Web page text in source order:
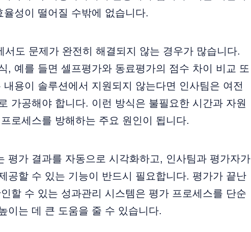
성이 떨어질 수밖에 없습니다.
도 문제가 완전히 해결되지 않는 경우가 많습니다.
, 예를 들면 셀프평가와 동료평가의 점수 차이 비교 또
용이 솔루션에서 지원되지 않는다면 인사팀은 여전
가공해야 합니다. 이런 방식은 불필요한 시간과 자원
로세스를 방해하는 주요 원인이 됩니다.
평가 결과를 자동으로 시각화하고, 인사팀과 평가자가
공할 수 있는 기능이 반드시 필요합니다. 평가가 끝난
할 수 있는 성과관리 시스템은 평가 프로세스를 단순
이는 데 큰 도움을 줄 수 있습니다.